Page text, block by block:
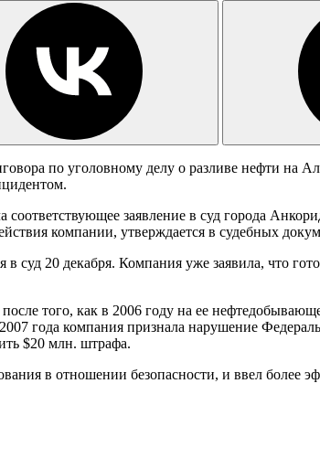
по уголовному делу о разливе нефти на
заявление в суд города
компании, утверждается в судебных
суд 20 декабря. Компания уже заявила, что
того, как в 2006 году на ее
года компания признала нарушение
$20 млн. штрафа.
в отношении безопасности, и ввел более